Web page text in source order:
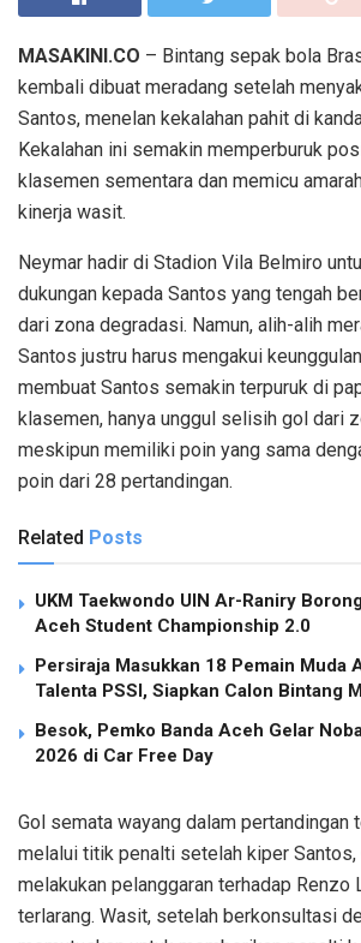
MASAKINI.CO – Bintang sepak bola
kembali dibuat meradang setelah
Santos, menelan kekalahan pahit di
Kekalahan ini semakin memperburuk
klasemen sementara dan memicu
kinerja wasit.
Neymar hadir di Stadion Vila Belmiro
dukungan kepada Santos yang tengah
dari zona degradasi. Namun, alih-alih
Santos justru harus mengakui
membuat Santos semakin terpuruk di
klasemen, hanya unggul selisih gol dari
meskipun memiliki poin yang sama
poin dari 28 pertandingan.
Related Posts
UKM Taekwondo UIN Ar-Raniry
Aceh Student Championship 2.0
Persiraja Masukkan 18 Pemain Muda
Talenta PSSI, Siapkan Calon Bintang
Besok, Pemko Banda Aceh Gelar
2026 di Car Free Day
Gol semata wayang dalam pertandingan
melalui titik penalti setelah kiper Santos,
melakukan pelanggaran terhadap Renzo
terlarang. Wasit, setelah berkonsultasi